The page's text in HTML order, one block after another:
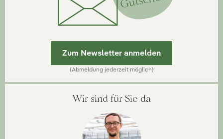
Zum Newsletter anmelden
(Abmeldung jederzeit möglich)
Wir sind für Sie da